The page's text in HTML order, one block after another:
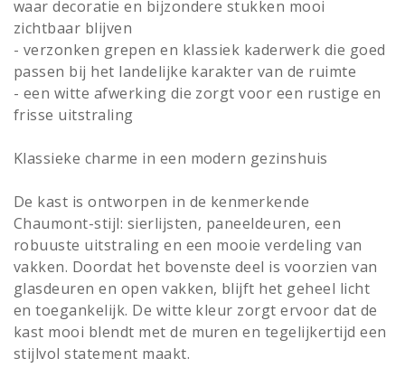
waar decoratie en bijzondere stukken mooi
zichtbaar blijven
- verzonken grepen en klassiek kaderwerk die goed
passen bij het landelijke karakter van de ruimte
- een witte afwerking die zorgt voor een rustige en
frisse uitstraling
Klassieke charme in een modern gezinshuis
De kast is ontworpen in de kenmerkende
Chaumont-stijl: sierlijsten, paneeldeuren, een
robuuste uitstraling en een mooie verdeling van
vakken. Doordat het bovenste deel is voorzien van
glasdeuren en open vakken, blijft het geheel licht
en toegankelijk. De witte kleur zorgt ervoor dat de
kast mooi blendt met de muren en tegelijkertijd een
stijlvol statement maakt.